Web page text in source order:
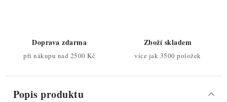
Doprava zdarma
při nákupu nad 2500 Kč
Zboží skladem
více jak 3500 položek
Popis produktu